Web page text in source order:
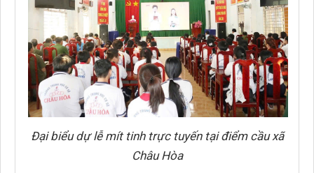
Đại biểu dự lễ mít tinh trực tuyến tại điểm cầu xã
Châu Hòa